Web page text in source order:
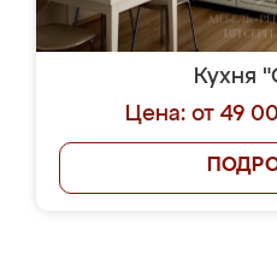
Кухня
Цена: от 49